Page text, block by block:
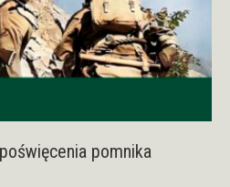
pomnika